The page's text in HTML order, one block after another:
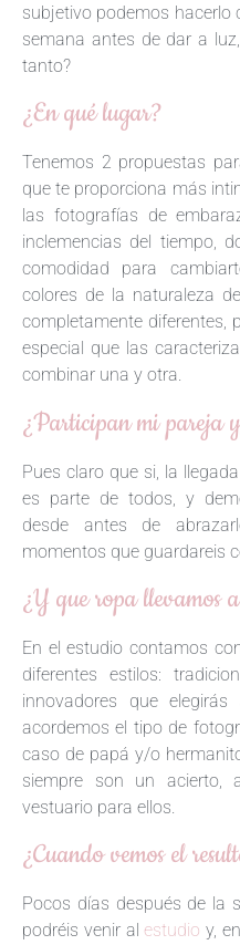
subjetivo podemos hacerlo
semana antes de dar a
tanto?
¿En qué lugar?
Tenemos 2 propuestas
que te proporciona más
las fotografías de
inclemencias del tiempo,
comodidad para
colores de la naturaleza
completamente diferentes,
especial que las
combinar una y otra.
¿Participan mi pareja
Pues claro que si, la
es parte de todos, y
desde antes de
momentos que guardareis
¿Y que ropa llevamos
En el estudio contamos
diferentes estilos:
innovadores que
acordemos el tipo de
caso de papá y/o
siempre son un acierto,
vestuario para ellos.
¿Cuando vemos el
Pocos días después de la
podréis venir al estudio y,